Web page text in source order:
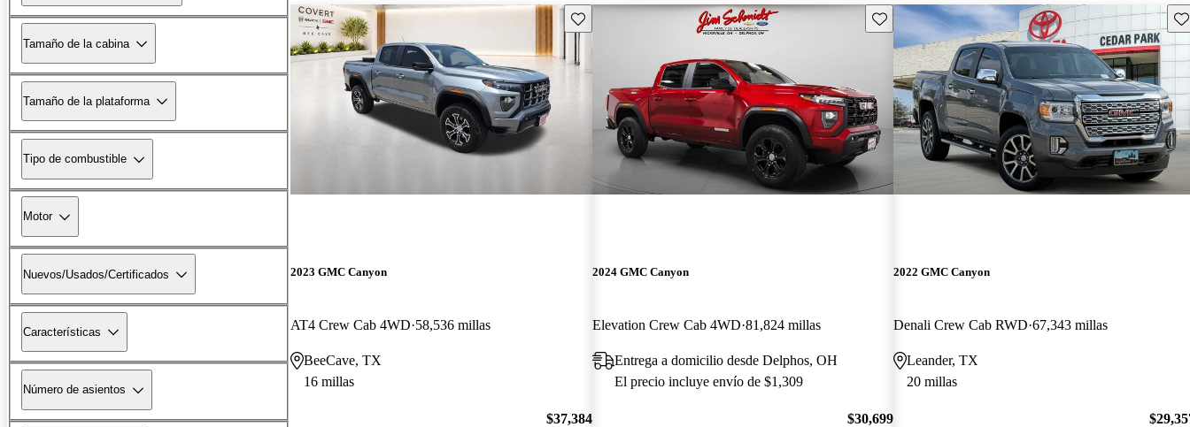
Tamaño de la cabina
Tamaño de la plataforma
Tipo de combustible
Motor
Nuevos/Usados/Certificados
Características
Número de asientos
Guarda este Aviso
2023 GMC Canyon
AT4 Crew Cab 4WD 58,536 millas
BeeCave, TX
16 millas
$37,384
Guarda este Aviso
2024 GMC Canyon
Elevation Crew Cab 4WD 81,824 millas
Entrega a domicilio desde Delphos, OH
El precio incluye envío de $1,309
$30,699
2022 GMC Canyon
Denali Crew Cab RWD 67,343 millas
Leander, TX
20 millas